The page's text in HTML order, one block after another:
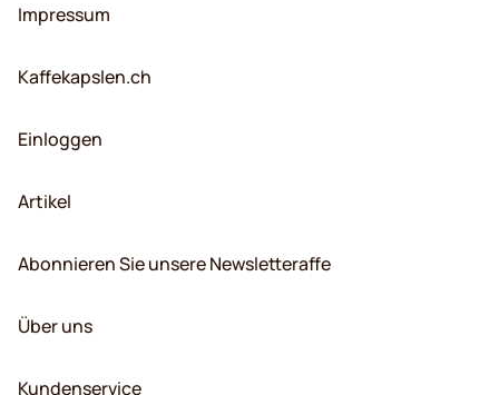
Impressum
Kaffekapslen.ch
Einloggen
Artikel
Abonnieren Sie unsere Newsletteraffe
Über uns
Kundenservice